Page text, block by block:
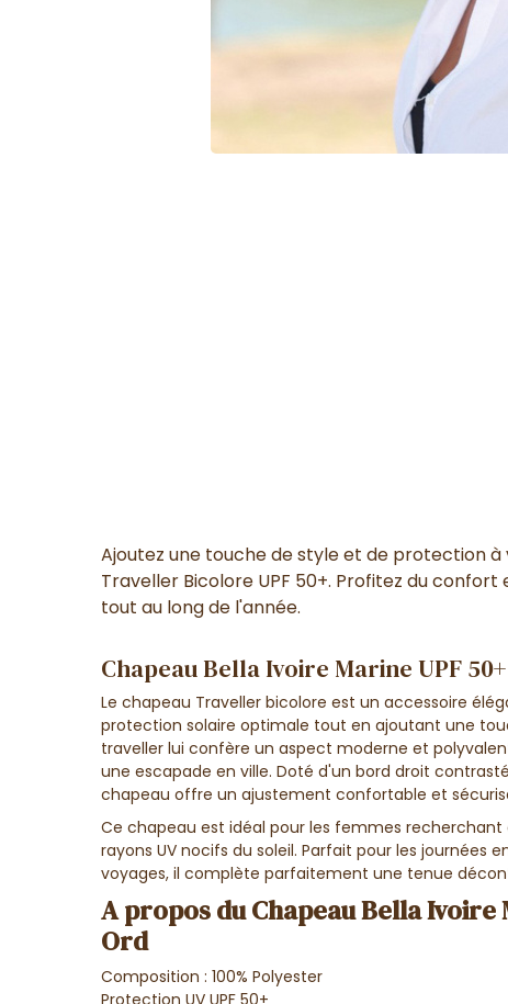
Ajoutez une touche de style et de protection
Traveller Bicolore UPF 50+. Profitez du
tout au long de l'année.
Chapeau Bella Ivoire Marine UPF
Le chapeau Traveller bicolore est un accessoire
protection solaire optimale tout en ajoutant une
traveller lui confère un aspect moderne et
une escapade en ville. Doté d'un bord droit
chapeau offre un ajustement confortable et
Ce chapeau est idéal pour les femmes
rayons UV nocifs du soleil. Parfait pour les journées
voyages, il complète parfaitement une tenue
A propos du Chapeau Bella Ivoire
Ord
Composition : 100% Polyester